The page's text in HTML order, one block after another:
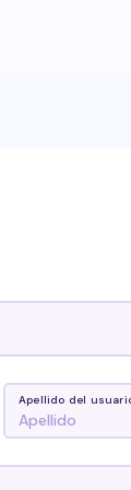
Apellido del